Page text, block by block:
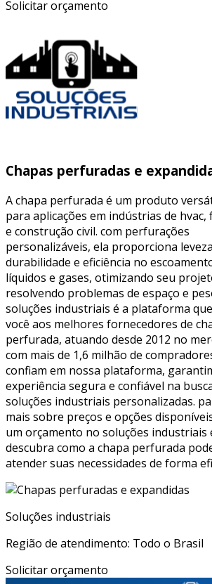
Solicitar orçamento
Chapas perfuradas e
A chapa perfurada é um produto
para aplicações em indústrias de hvac,
e construção civil. com perfurações
personalizáveis, ela proporciona
durabilidade e eficiência no
líquidos e gases, otimizando seu
resolvendo problemas de espaço e
soluções industriais é a plataforma
você aos melhores fornecedores de
perfurada, atuando desde 2012 no
com mais de 1,6 milhão de
confiam em nossa plataforma,
experiência segura e confiável na
soluções industriais personalizadas.
mais sobre preços e opções
um orçamento no soluções industriais
descubra como a chapa perfurada
atender suas necessidades de forma
Soluções industriais
Região de atendimento: Todo o Brasil
Solicitar orçamento